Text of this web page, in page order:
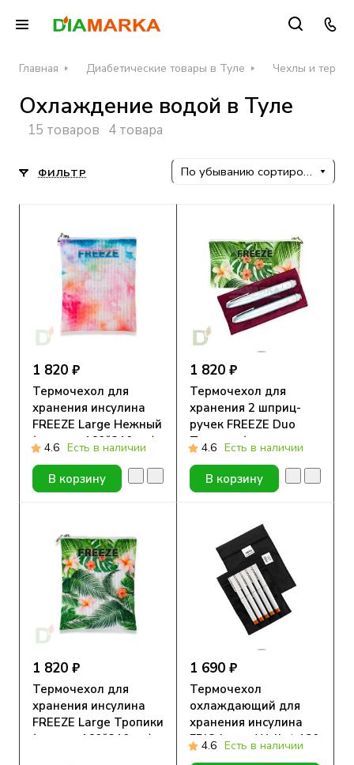
Главная Диабетические товары в Туле Чехлы и
Охлаждение водой в Туле
15 товаров 4 товара
ФИЛЬТР По убыванию сортировки
1 820 ₽
Термочехол для
хранения инсулина
FREEZE Large Нежный
( размер 160*210 мм)
4.6 Есть в наличии
В корзину
1 820 ₽
Термочехол для
хранения 2 шприц-
ручек FREEZE Duo
Тропики ( размер
105*190 мм)
4.6 Есть в наличии
В корзину
1 820 ₽
Термочехол для
хранения инсулина
FREEZE Large Тропики
(размер 160*210 мм)
1 690 ₽
Термочехол
охлаждающий для
хранения инсулина
FRIO Large Wallet 180
х 140мм
4.6 Есть в наличии